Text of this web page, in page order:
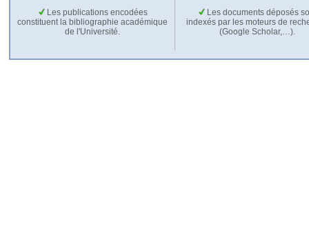
Les publications encodées
constituent la bibliographie académique
de l'Université.
Les documents déposés
indexés par les moteurs de
(Google Scholar,…).